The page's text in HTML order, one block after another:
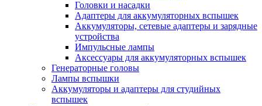
Головки и насадки
Адаптеры для аккумуляторных вспышек
Аккумуляторы, сетевые адаптеры и зарядные
устройства
Импульсные лампы
Аксессуары для аккумуляторных вспышек
Генераторные головы
Лампы вспышки
Аккумуляторы и адаптеры для студийных
вспышек